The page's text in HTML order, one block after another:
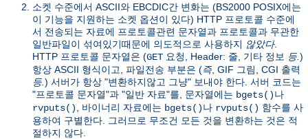
소켓 수준에서 ASCII와 EBCDIC간 변화는 (BS2000 POSIX에는
이 기능을 지원하는 소켓 옵션이 있다) HTTP 프로토콜 수준에
서 전송되는 자료에 프로토콜관련 문자열과 프로토콜과 무관한
일반파일이 섞여있기때문에 의도적으로 사용하지 않았다.
HTTP 프로토콜 문자열은 (GET 요청, Header: 줄, 기타 정보 등. )
항상 ASCII 형식이고, 파일전송 부분은 (즉, GIF 그림, CGI 출력
등. ) 서버가 항상 "변환하지않고 그냥" 보내야 한다. 서버 코드는
"프로토콜 문자열"과 "일반 자료"를, 문자열에는 bgets()나
rvputs()
, 바이너리 자료에는 bgets()나 rvputs() 함수를 사
용하여 구별한다. 그러므로 무조건 모든 것을 변환하는 것은 적
절하지 않다.